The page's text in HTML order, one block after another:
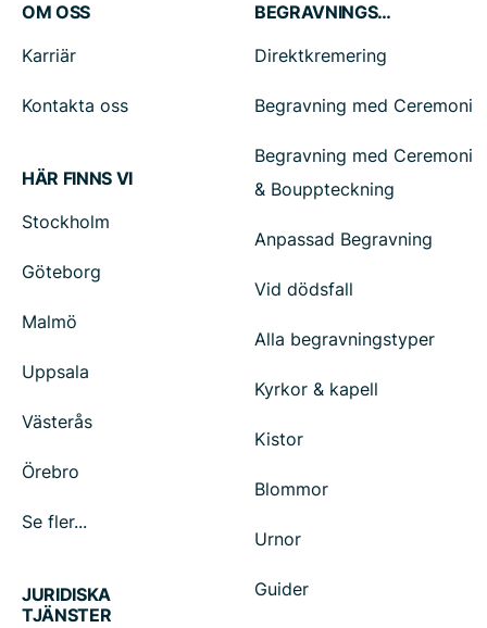
OM OSS
Karriär
Kontakta oss
HÄR FINNS VI
Stockholm
Göteborg
Malmö
Uppsala
Västerås
Örebro
Se fler...
BEGRAVNINGSTJÄNSTER
Direktkremering
Begravning med Ceremoni
Begravning med Ceremoni
& Bouppteckning
Anpassad Begravning
Vid dödsfall
Alla begravningstyper
Kyrkor & kapell
Kistor
Blommor
Urnor
Guider
JURIDISKA
TJÄNSTER